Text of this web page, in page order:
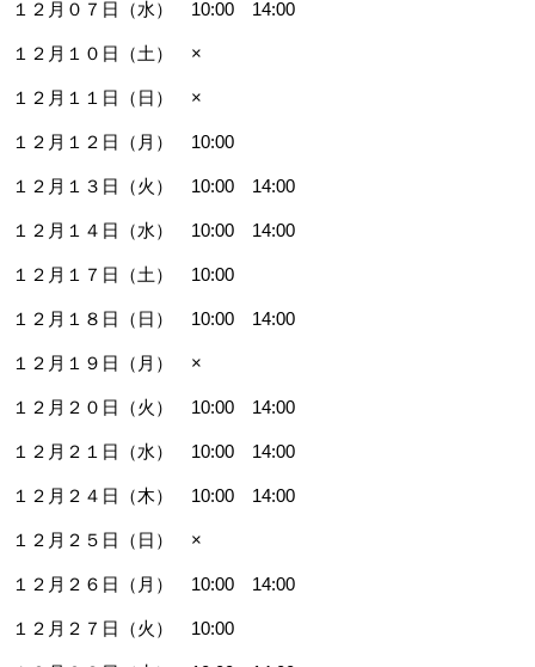
１２月０７日（水） 10:00 14:00
１２月１０日（土） ×
１２月１１日（日） ×
１２月１２日（月） 10:00
１２月１３日（火） 10:00 14:00
１２月１４日（水） 10:00 14:00
１２月１７日（土） 10:00
１２月１８日（日） 10:00 14:00
１２月１９日（月） ×
１２月２０日（火） 10:00 14:00
１２月２１日（水） 10:00 14:00
１２月２４日（木） 10:00 14:00
１２月２５日（日） ×
１２月２６日（月） 10:00 14:00
１２月２７日（火） 10:00